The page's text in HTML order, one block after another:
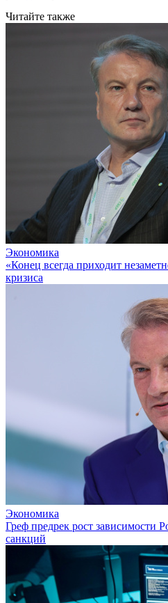
Читайте также
Экономика
«Конец всегда приходит
кризиса
Экономика
Греф предрек рост зависимости
санкций